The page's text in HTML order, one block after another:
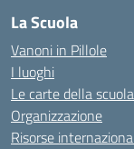
La Scuola
Vanoni in Pillole
I luoghi
Le carte della scuola
Organizzazione
Risorse